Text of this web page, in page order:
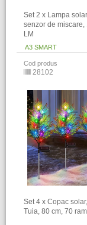
Set 2 x Lampa
senzor de miscare,
LM
A3 SMART
Cod produs
28102
Set 4 x Copac
Tuia, 80 cm, 70